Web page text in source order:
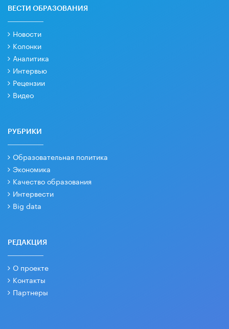
ВЕСТИ ОБРАЗОВАНИЯ
Новости
Колонки
Аналитика
Интервью
Рецензии
Видео
РУБРИКИ
Образовательная политика
Экономика
Качество образования
Интервести
Big data
РЕДАКЦИЯ
О проекте
Контакты
Партнеры